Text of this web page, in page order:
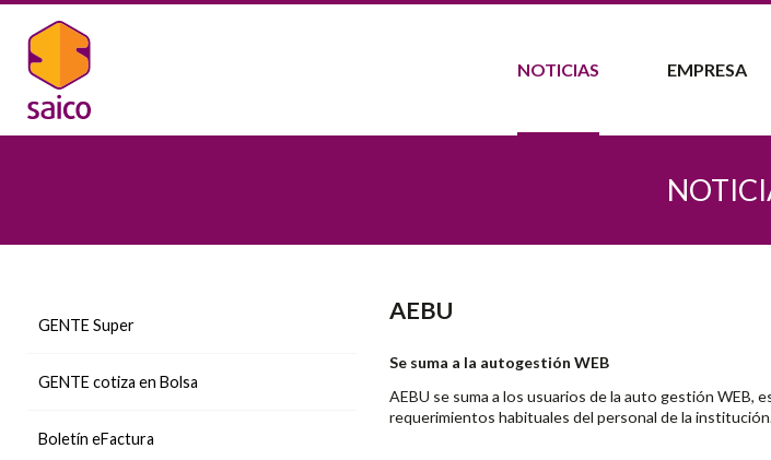
NOTICIAS EMPRESA
AEBU
Se suma a la autogestión WEB
AEBU se suma a los usuarios de la auto gestión WEB,
requerimientos habituales del personal de la
GENTE Super
GENTE cotiza en Bolsa
Boletín eFactura